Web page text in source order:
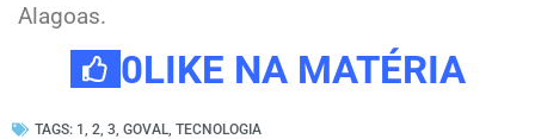
Alagoas.
0LIKE NA MATÉRIA
TAGS: 1 , 2, 3, GOVAL, TECNOLOGIA